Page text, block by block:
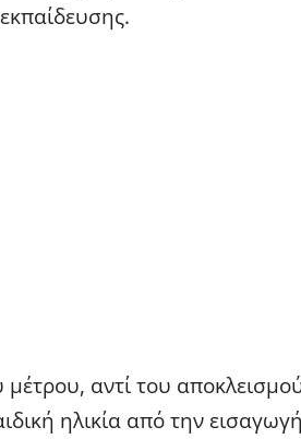
αντί του
ηλικία από την